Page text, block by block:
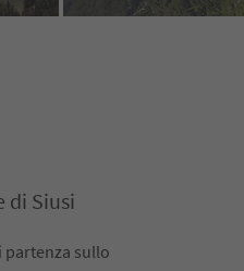
di Siusi
partenza sullo